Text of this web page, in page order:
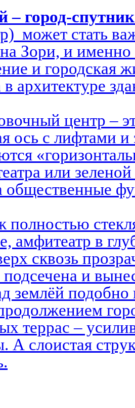
– город-
может стать
Зори, и именно
и городская
в архитектуре
центр –
ось с лифтами и
или
общественные
полностью
амфитеатр в
сквозь
и
землёй
террас –
А слоистая